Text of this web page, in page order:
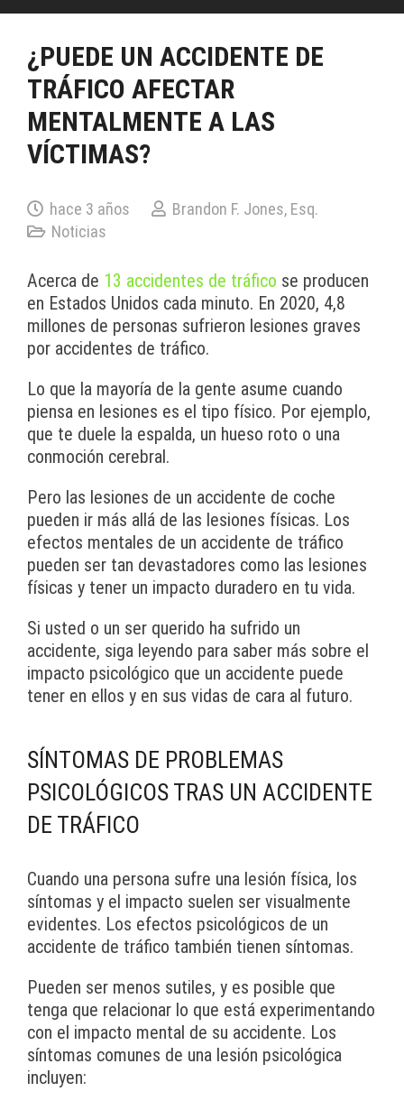
¿PUEDE UN ACCIDENTE DE
TRÁFICO AFECTAR
MENTALMENTE A LAS
VÍCTIMAS?
hace 3 años
Brandon F. Jones, Esq.
Noticias
Acerca de 13 accidentes de tráfico se producen
en Estados Unidos cada minuto. En 2020, 4,8
millones de personas sufrieron lesiones graves
por accidentes de tráfico.
Lo que la mayoría de la gente asume cuando
piensa en lesiones es el tipo físico. Por ejemplo,
que te duele la espalda, un hueso roto o una
conmoción cerebral.
Pero las lesiones de un accidente de coche
pueden ir más allá de las lesiones físicas. Los
efectos mentales de un accidente de tráfico
pueden ser tan devastadores como las lesiones
físicas y tener un impacto duradero en tu vida.
Si usted o un ser querido ha sufrido un
accidente, siga leyendo para saber más sobre el
impacto psicológico que un accidente puede
tener en ellos y en sus vidas de cara al futuro.
SÍNTOMAS DE PROBLEMAS
PSICOLÓGICOS TRAS UN ACCIDENTE
DE TRÁFICO
Cuando una persona sufre una lesión física, los
síntomas y el impacto suelen ser visualmente
evidentes. Los efectos psicológicos de un
accidente de tráfico también tienen síntomas.
Pueden ser menos sutiles, y es posible que
tenga que relacionar lo que está experimentando
con el impacto mental de su accidente. Los
síntomas comunes de una lesión psicológica
incluyen: